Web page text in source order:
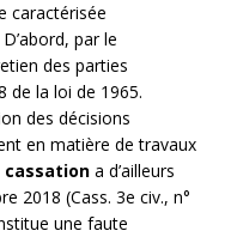
caractérisée
par le
des parties
de la loi de 1965.
des décisions
en matière de travaux
cassation a d’ailleurs
2018 (Cass. 3e civ., n°
une faute